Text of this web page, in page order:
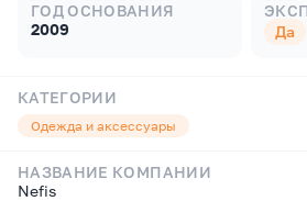
ГОД ОСНОВАНИЯ
2009
Да
КАТЕГОРИИ
Одежда и аксессуары
НАЗВАНИЕ КОМПАНИИ
Nefis